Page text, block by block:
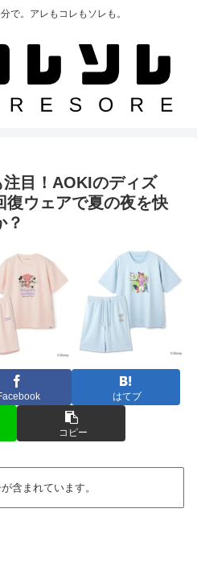
で。アレもコレもソレも。
目！AOKIのディズ
復ウェアで夏の夜を快
？
はてブ
コピー
含まれています。